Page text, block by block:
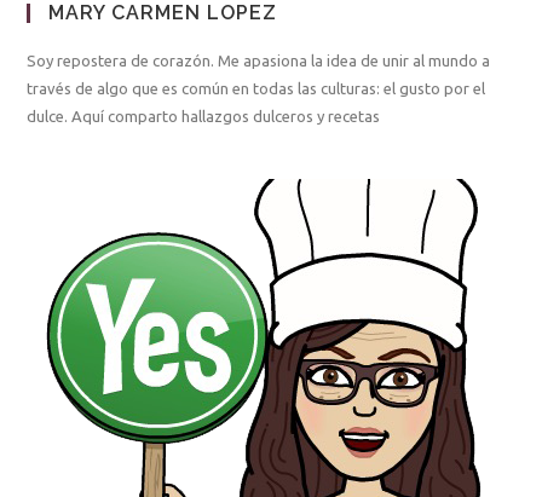
MARY CARMEN LOPEZ
Soy repostera de corazón. Me apasiona la idea de unir al mundo a
través de algo que es común en todas las culturas: el gusto por el
dulce. Aquí comparto hallazgos dulceros y recetas